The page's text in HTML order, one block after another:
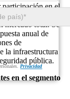
Privacidad
participación en el
2.49 mil
mercado total. Se
anual de
de
la infraestructura
pública.
en el segmento